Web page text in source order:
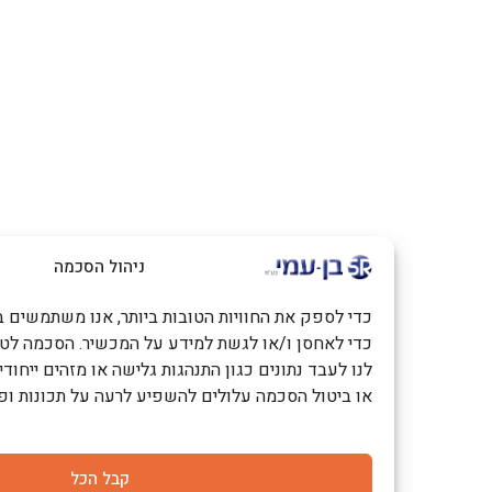
כדי לספק את החוויות הטובות ביותר, אנו משתמשים בטכנולוגיות
כדי לאחסן ו/או לגשת למידע על המכשיר. הסכמה לטכנולוגיות
לנו לעבד נתונים כגון התנהגות גלישה או מזהים ייחודיים באתר
או ביטול הסכמה עלולים להשפיע לרעה על תכונות ופונקציות